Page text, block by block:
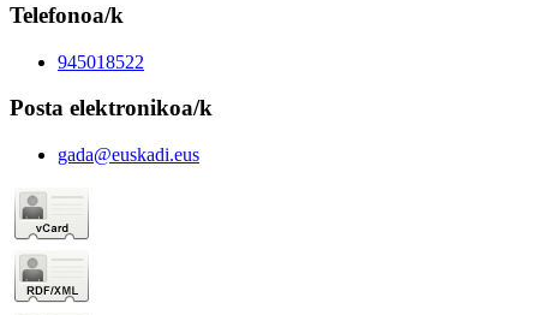
Telefonoa/k
945018522
Posta elektronikoa/k
gada@euskadi.eus